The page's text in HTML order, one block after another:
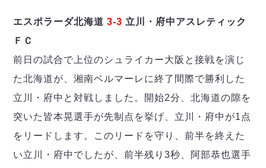
エスポラーダ北海道3-3 立川・府中アスレティック
ＦＣ
前日の試合で上位のシュライカー大阪と接戦を演じ
た北海道が、湘南ベルマーレに終了間際で勝利した
立川・府中と対戦しました。開始2分、北海道の隙を
突いた皆本晃選手が先制点を挙げ、立川・府中が1点
をリードします。このリードを守り、前半を終えた
い立川・府中でしたが、前半残り3秒、阿部恭也選手